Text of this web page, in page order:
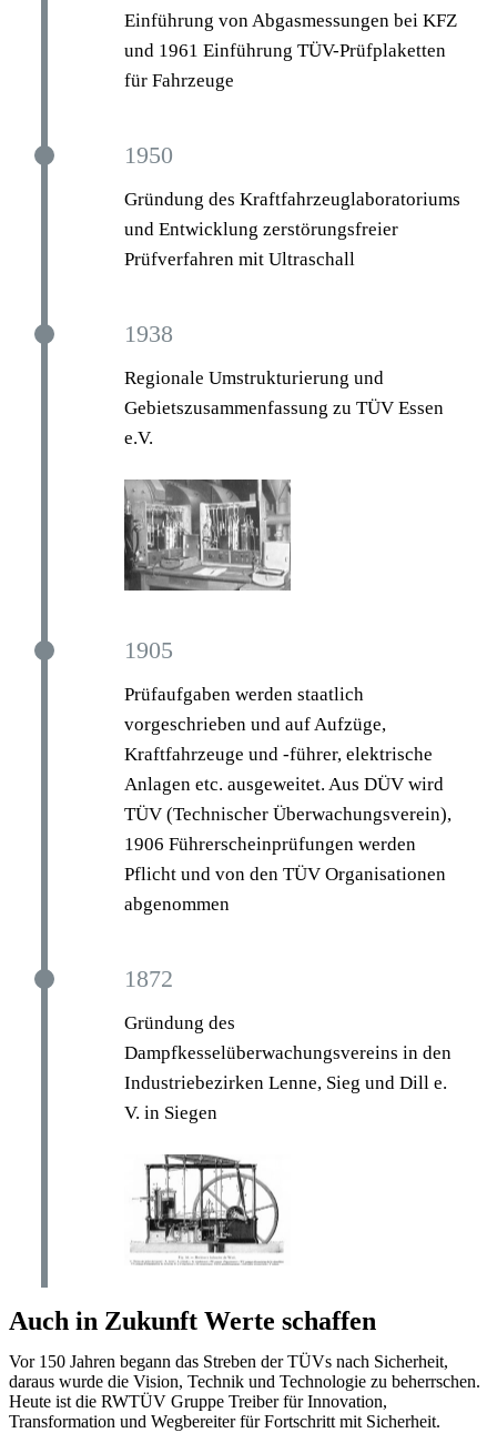
Einführung von Abgasmessungen bei KFZ
und 1961 Einführung TÜV-Prüfplaketten
für Fahrzeuge
1950
Gründung des Kraftfahrzeuglaboratoriums
und Entwicklung zerstörungsfreier
Prüfverfahren mit Ultraschall
1938
Regionale Umstrukturierung und
Gebietszusammenfassung zu TÜV Essen
e.V.
1905
Prüfaufgaben werden staatlich
vorgeschrieben und auf Aufzüge,
Kraftfahrzeuge und -führer, elektrische
Anlagen etc. ausgeweitet. Aus DÜV wird
TÜV (Technischer Überwachungsverein),
1906 Führerscheinprüfungen werden
Pflicht und von den TÜV Organisationen
abgenommen
1872
Gründung des
Dampfkesselüberwachungsvereins in den
Industriebezirken Lenne, Sieg und Dill e.
V. in Siegen
Auch in Zukunft Werte schaffen
Vor 150 Jahren begann das Streben der TÜVs nach Sicherheit,
daraus wurde die Vision, Technik und Technologie zu beherrschen.
Heute ist die RWTÜV Gruppe Treiber für Innovation,
Transformation und Wegbereiter für Fortschritt mit Sicherheit.